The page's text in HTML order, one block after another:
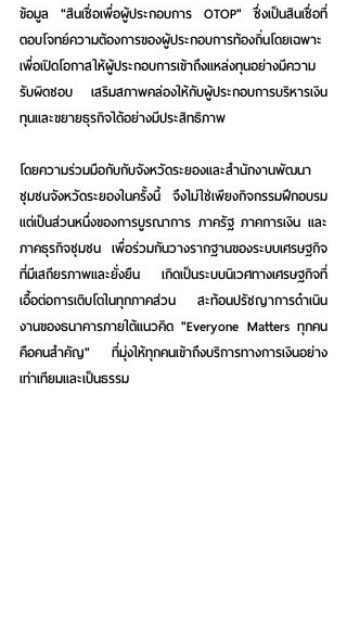
ข้อมูล "สินเชื่อเพื่อผู้ประกอบการ OTOP" ซึ่งเป็นสินเชื่อที่
เพื่อเปิดโอกาสให้ผู้ประกอบการเข้าถึงแหล่งทุนอย่างมีความ
รับผิดชอบ เสริมสภาพคล่องให้กับผู้ประกอบการบริหารเงิน
ทุนและขยายธุรกิจได้อย่างมีประสิทธิภาพ
โดยความร่วมมือกับกับจังหวัดระยองและสำนักงานพัฒนา
ชุมชนจังหวัดระยองในครั้งนี้ จึงไม่ใช่เพียงกิจกรรมฝึกอบรม
แต่เป็นส่วนหนึ่งของการบูรณาการ ภาครัฐ ภาคการเงิน และ
ภาคธุรกิจชุมชน เพื่อร่วมกันวางรากฐานของระบบเศรษฐกิจ
ที่มีเสถียรภาพและยั่งยืน เกิดเป็นระบบนิเวศทางเศรษฐกิจที่
เอื้อต่อการเติบโตในทุกภาคส่วน สะท้อนปรัชญาการดำเนิน
งานของธนาคารภายใต้แนวคิด "Everyone Matters ทุกคน
คือคนสำคัญ" ที่มุ่งให้ทุกคนเข้าถึงบริการทางการเงินอย่าง
เท่าเทียมและเป็นธรรม